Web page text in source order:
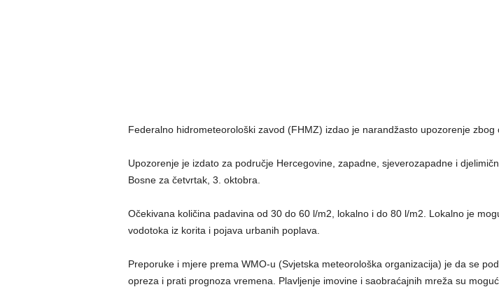
Federalno hidrometeorološki zavod (FHMZ) izdao je narandžasto upozorenje zbog
Upozorenje je izdato za područje Hercegovine, zapadne, sjeverozapadne i
Bosne za četvrtak, 3. oktobra.
Očekivana količina padavina od 30 do 60 l/m2, lokalno i do 80 l/m2. Lokalno je
vodotoka iz korita i pojava urbanih poplava.
Preporuke i mjere prema WMO-u (Svjetska meteorološka organizacija) je da se
opreza i prati prognoza vremena. Plavljenje imovine i saobraćajnih mreža su